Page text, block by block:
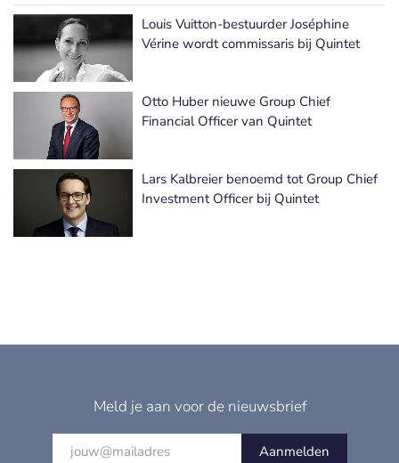
Louis Vuitton-bestuurder Joséphine
Vérine wordt commissaris bij Quintet
Otto Huber nieuwe Group Chief
Financial Officer van Quintet
Lars Kalbreier benoemd tot Group Chief
Investment Officer bij Quintet
Meld je aan voor de nieuwsbrief
Aanmelden